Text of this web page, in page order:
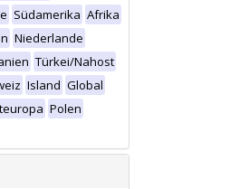
Südamerika Afrika
Niederlande
Türkei/Nahost
Island Global
Polen